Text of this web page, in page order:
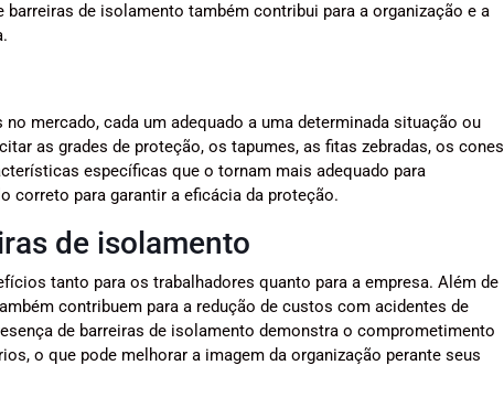
de isolamento também contribui para a organização e a
mercado, cada um adequado a uma determinada situação ou
as grades de proteção, os tapumes, as fitas zebradas, os cones
específicas que o tornam mais adequado para
correto para garantir a eficácia da proteção.
de isolamento
tanto para os trabalhadores quanto para a empresa. Além de
contribuem para a redução de custos com acidentes de
de barreiras de isolamento demonstra o comprometimento
o que pode melhorar a imagem da organização perante seus